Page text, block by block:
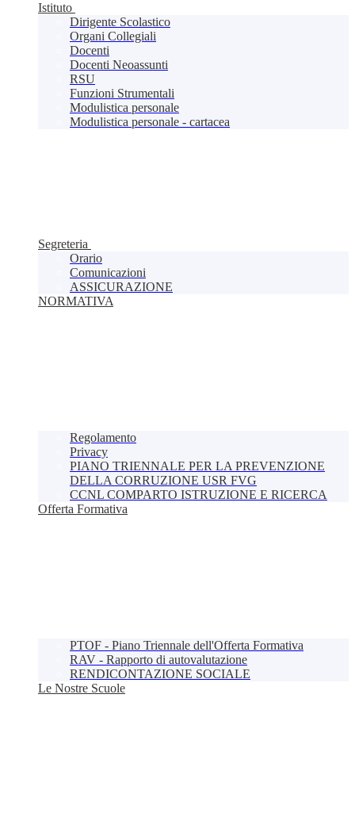
Istituto
Dirigente Scolastico
Organi Collegiali
Docenti
Docenti Neoassunti
RSU
Funzioni Strumentali
Modulistica personale
Modulistica personale - cartacea
Segreteria
Orario
Comunicazioni
ASSICURAZIONE
NORMATIVA
Regolamento
Privacy
PIANO TRIENNALE PER LA PREVENZIONE
DELLA CORRUZIONE USR FVG
CCNL COMPARTO ISTRUZIONE E RICERCA
Offerta Formativa
PTOF - Piano Triennale dell'Offerta Formativa
RAV - Rapporto di autovalutazione
RENDICONTAZIONE SOCIALE
Le Nostre Scuole